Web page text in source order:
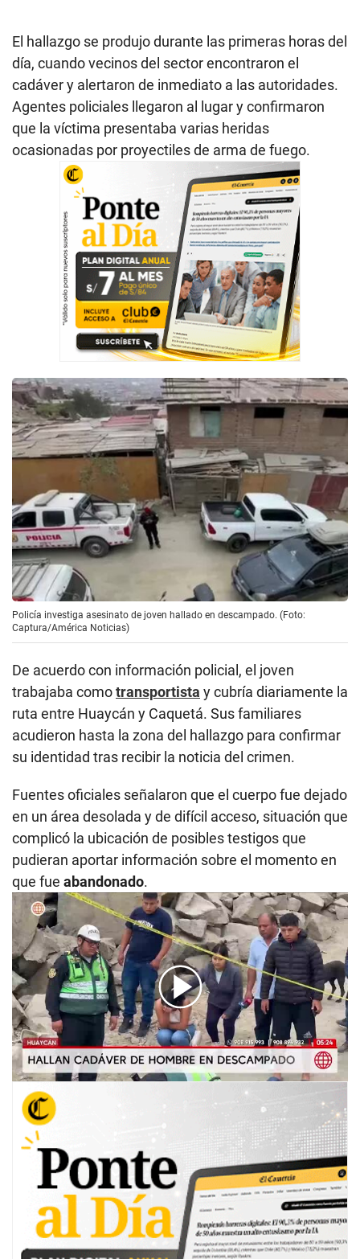
El hallazgo se produjo durante las primeras horas del
día, cuando vecinos del sector encontraron el
cadáver y alertaron de inmediato a las autoridades.
Agentes policiales llegaron al lugar y confirmaron
que la víctima presentaba varias heridas
ocasionadas por proyectiles de arma de fuego.
Policía investiga asesinato de joven hallado en descampado. (Foto:
Captura/América Noticias)
De acuerdo con información policial, el joven
trabajaba comotransportista y cubría diariamente la
ruta entre Huaycán y Caquetá. Sus familiares
acudieron hasta la zona del hallazgo para confirmar
su identidad tras recibir la noticia del crimen.
Fuentes oficiales señalaron que el cuerpo fue dejado
en un área desolada y de difícil acceso, situación que
complicó la ubicación de posibles testigos que
pudieran aportar información sobre el momento en
que fue abandonado.
00:00 /01:22